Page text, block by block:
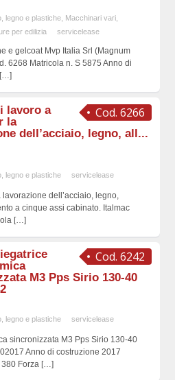
legno e plastiche, Macchinari vari,
per edilizia
servicelease
e gelcoat Mvp Italia Srl (Magnum
6268 Matricola n. S 5875 Anno di
[…]
Cod. 6266
lavoro a
la
dell’acciaio, legno, all...
legno e plastiche servicelease
dell’acciaio, legno,
a cinque assi cabinato. Italmac
[…]
Cod. 6242
M3 Pps Sirio 130-40
legno e plastiche servicelease
sincronizzata M3 Pps Sirio 130-40
Anno di costruzione 2017
Forza […]